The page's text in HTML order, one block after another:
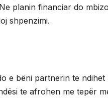
planin financiar do
shpenzimi.
e bëni partnerin te
te afrohen me tepër